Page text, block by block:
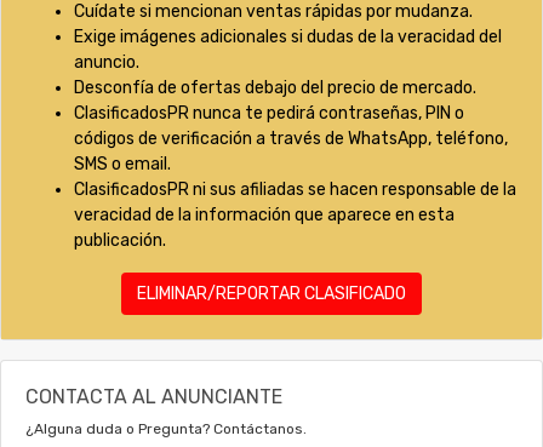
Cuídate si mencionan ventas rápidas por mudanza.
Exige imágenes adicionales si dudas de la veracidad del
anuncio.
Desconfía de ofertas debajo del precio de mercado.
ClasificadosPR nunca te pedirá contraseñas, PIN o
códigos de verificación a través de WhatsApp, teléfono,
SMS o email.
ClasificadosPR ni sus afiliadas se hacen responsable de la
veracidad de la información que aparece en esta
publicación.
ELIMINAR/REPORTAR CLASIFICADO
CONTACTA AL ANUNCIANTE
¿Alguna duda o Pregunta? Contáctanos.